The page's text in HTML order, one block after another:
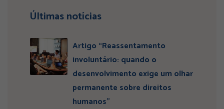
Últimas notícias
Artigo “Reassentamento
involuntário: quando o
desenvolvimento exige um olhar
permanente sobre direitos
humanos”